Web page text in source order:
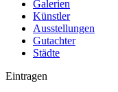
Galerien
Künstler
Ausstellungen
Gutachter
Städte
Eintragen